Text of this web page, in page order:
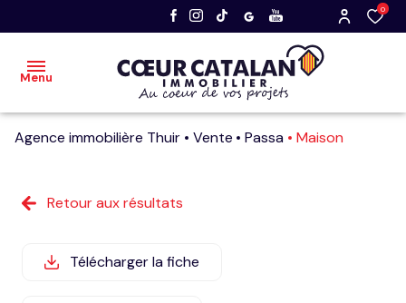
0
Menu
acheter
Agence immobilière Thuir Vente Passa Maison
Retour aux résultats
Télécharger la fiche